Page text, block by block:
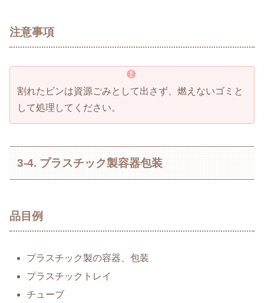
注意事項
割れたビンは資源ごみとして出さず、燃えないゴミと
して処理してください。
3-4. プラスチック製容器包装
品目例
プラスチック製の容器、包装
プラスチックトレイ
チューブ